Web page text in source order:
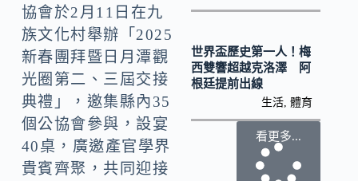
協會於2月11日在九
族文化村舉辦「2025
新春團拜暨日月潭觀
光圈第二、三屆交接
典禮」，邀集縣內35
個公協會參與，設宴
40桌，廣邀產官學界
貴賓齊聚，共同迎接
世界盃歷史第一人！梅
西雙響超越克洛澤 阿
根廷提前出線
生活 ,體育
看更多...